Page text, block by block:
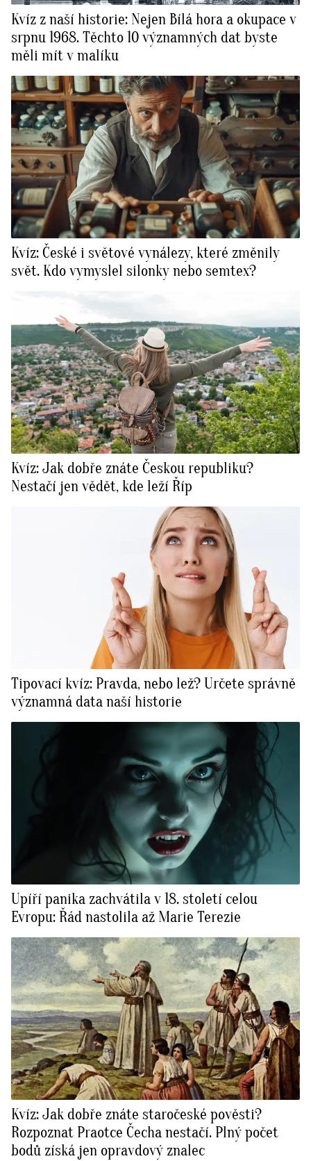
Kvíz z naší historie: Nejen Bílá hora a okupace v
srpnu 1968. Těchto 10 významných dat byste
měli mít v malíku
Kvíz: České i světové vynálezy, které změnily
svět. Kdo vymyslel silonky nebo semtex?
Kvíz: Jak dobře znáte Českou republiku?
Nestačí jen vědět, kde leží Říp
Tipovací kvíz: Pravda, nebo lež? Určete správně
významná data naší historie
Upíří panika zachvátila v 18. století celou
Evropu: Řád nastolila až Marie Terezie
Kvíz: Jak dobře znáte staročeské pověsti?
Rozpoznat Praotce Čecha nestačí. Plný počet
bodů získá jen opravdový znalec